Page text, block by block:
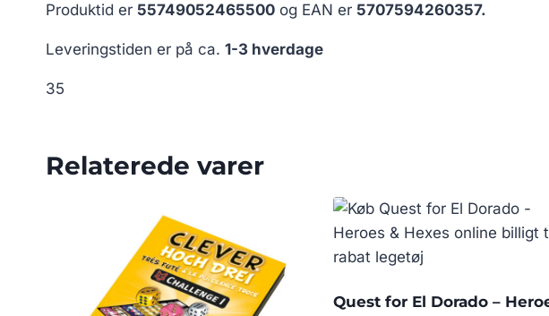
Produktid er 55749052465500 og EAN er 5707594260357.
Leveringstiden er på ca. 1-3 hverdage
35
Relaterede varer
Quest for El Dorado –